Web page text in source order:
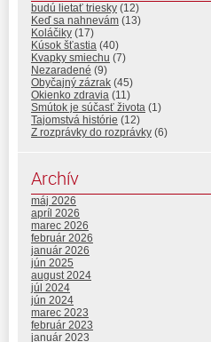
budú lietať triesky (12)
Keď sa nahnevám (13)
Koláčiky (17)
Kúsok šťastia (40)
Kvapky smiechu (7)
Nezaradené (9)
Obyčajný zázrak (45)
Okienko zdravia (11)
Smútok je súčasť života (1)
Tajomstvá histórie (12)
Z rozprávky do rozprávky (6)
Archív
máj 2026
apríl 2026
marec 2026
február 2026
január 2026
jún 2025
august 2024
júl 2024
jún 2024
marec 2023
február 2023
január 2023